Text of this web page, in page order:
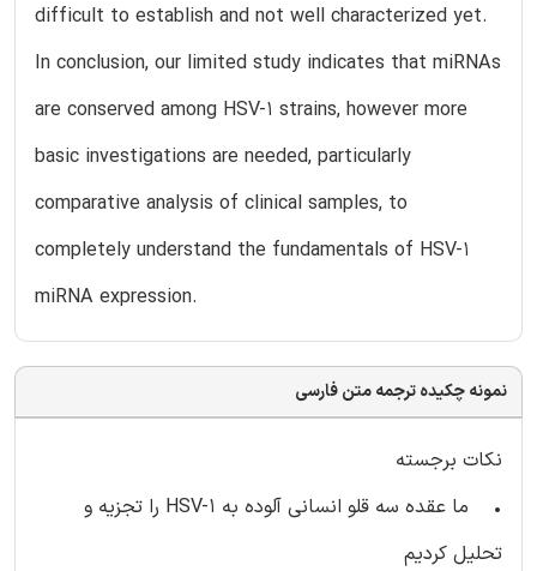
difficult to establish and not well characterized yet.
In conclusion, our limited study indicates that miRNAs
are conserved among HSV-1 strains, however more
basic investigations are needed, particularly
comparative analysis of clinical samples, to
completely understand the fundamentals of HSV-1
miRNA expression.
نمونه چکیده ترجمه متن فارسی
نکات برجسته
• ما عقده سه قلو انسانی آلوده به HSV-1 را تجزیه و
تحلیل کردیم